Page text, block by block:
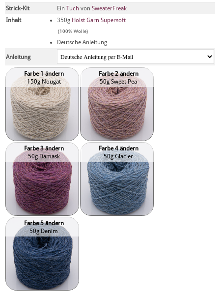
Strick-Kit Ein Tuch von SweaterFreak
Inhalt
350g Holst Garn Supersoft
(100% Wolle)
Deutsche Anleitung
Anleitung
Farbe 1 ändern
150g Nougat
Farbe 2 ändern
50g Sweet Pea
Farbe 3 ändern
50g Damask
Farbe 4 ändern
50g Glacier
Farbe 5 ändern
50g Denim